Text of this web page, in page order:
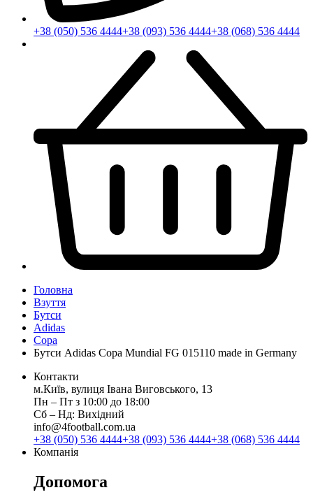
+38 (050) 536 4444+38 (093) 536 4444+38 (068) 536 4444
Головна
Взуття
Бутси
Adidas
Copa
Бутси Adidas Copa Mundial FG 015110 made in Germany
Контакти
м.Київ, вулиця Івана Виговського, 13
Пн ‒ Пт з 10:00 до 18:00
Сб ‒ Нд: Вихідний
info@4football.com.ua
+38 (050) 536 4444+38 (093) 536 4444+38 (068) 536 4444
Компанія
Допомога